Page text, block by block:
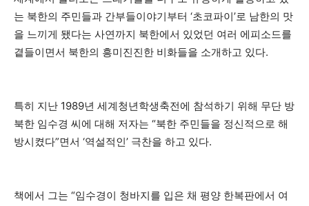
는 북한의 주민들과 간부들이야기부터 ‘초코파이’로 남한의 맛
을 느끼게 됐다는 사연까지 북한에서 있었던 여러 에피소드를
곁들이면서 북한의 흥미진진한 비화들을 소개하고 있다.
특히 지난 1989년 세계청년학생축전에 참석하기 위해 무단 방
북한 임수경 씨에 대해 저자는 “북한 주민들을 정신적으로 해
방시켰다”면서 ‘역설적인’ 극찬을 하고 있다.
책에서 그는 “임수경이 청바지를 입은 채 평양 한복판에서 여